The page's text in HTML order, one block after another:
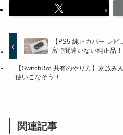
【PS5 純正カバー レ
富で間違いない純正品！
【SwitchBot 共有のやり方】家族み
使いこなそう！
関連記事